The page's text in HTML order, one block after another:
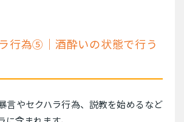
行為⑤｜酒酔いの状態で行う
言やセクハラ行為、説教を始めるなど